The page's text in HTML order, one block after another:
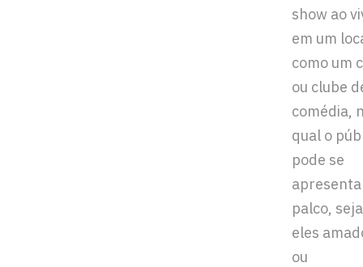
show ao
em um
como um
ou clube
comédia,
qual o
pode se
palco,
eles
ou